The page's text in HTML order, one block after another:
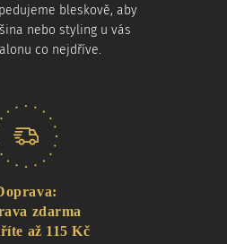
bleskově, aby
nebo styling u vás
co nejdříve.
zdarma
až 115 Kč